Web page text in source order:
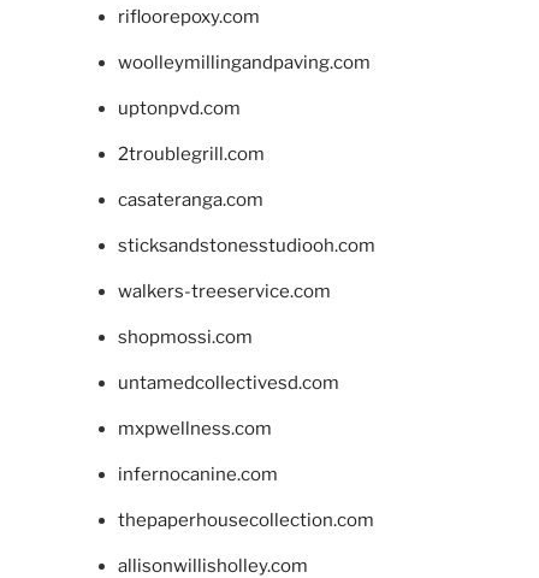
rifloorepoxy.com
woolleymillingandpaving.com
uptonpvd.com
2troublegrill.com
casateranga.com
sticksandstonesstudiooh.com
walkers-treeservice.com
shopmossi.com
untamedcollectivesd.com
mxpwellness.com
infernocanine.com
thepaperhousecollection.com
allisonwillisholley.com